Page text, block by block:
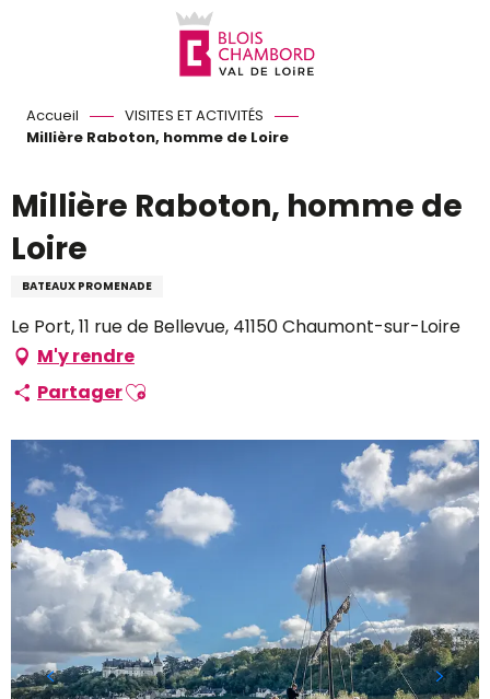
Accueil
VISITES ET ACTIVITÉS
Millière Raboton, homme de Loire
Millière Raboton, homme de
Loire
BATEAUX PROMENADE
Le Port, 11 rue de Bellevue, 41150 Chaumont-sur-Loire
M'y rendre
PartagerAjouter aux favoris